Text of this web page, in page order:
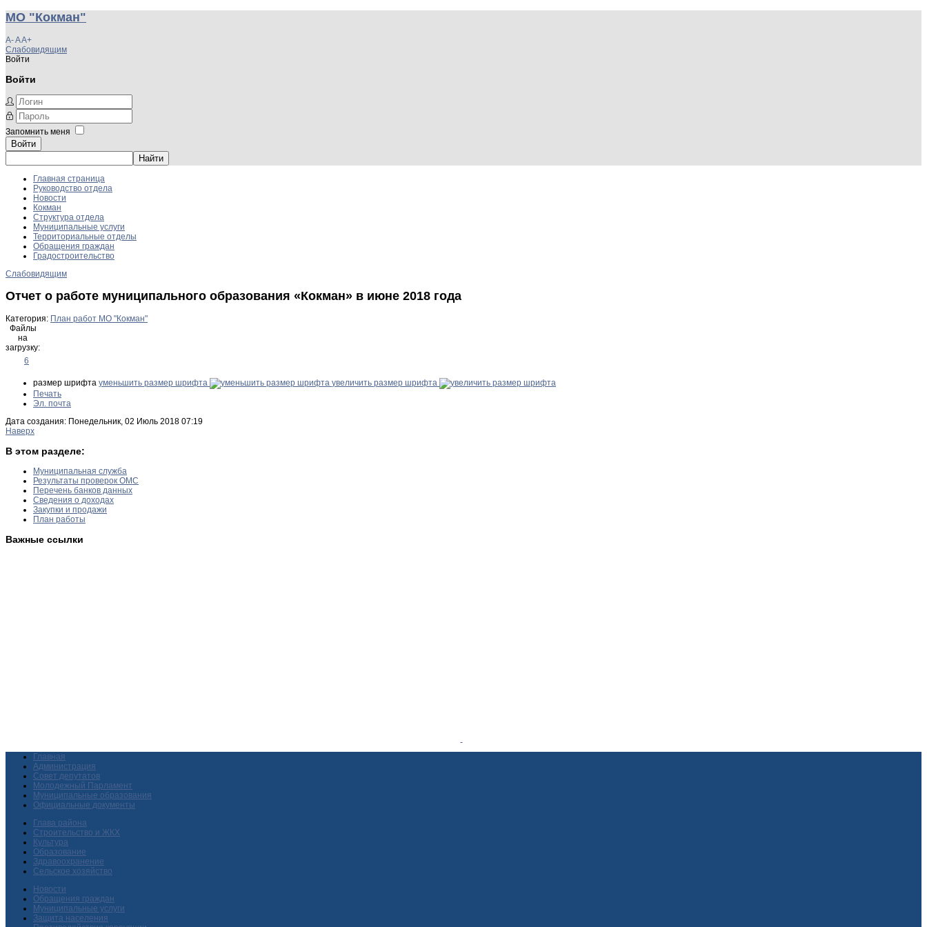
МО "Кокман"
A-AA+
Слабовидящим
Войти
Войти
Запомнить меня
Войти
Главная страница
Руководство отдела
Новости
Кокман
Структура отдела
Муниципальные услуги
Территориальные отделы
Обращения граждан
Градостроительство
Слабовидящим
Отчет о работе муниципального образования «Кокман» в июне 2018 года
Категория: План работ МО "Кокман"
Файлы
на
загрузку:
6
размер шрифта уменьшить размер шрифта
увеличить размер шрифта
Печать
Эл. почта
Дата создания: Понедельник, 02 Июль 2018 07:19
Наверх
В этом разделе:
Муниципальная служба
Результаты проверок ОМС
Перечень банков данных
Сведения о доходах
Закупки и продажи
План работы
Важные ссылки
Главная
Администрация
Совет депутатов
Молодежный Парламент
Муниципальные образования
Официальные документы
Глава района
Строительство и ЖКХ
Культура
Образование
Здравоохранение
Сельское хозяйство
Новости
Обращения граждан
Муниципальные услуги
Защита населения